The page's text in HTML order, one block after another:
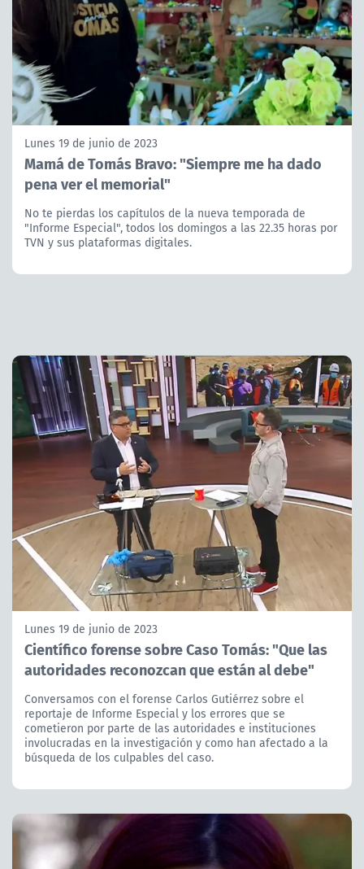
Lunes 19 de junio de 2023
Mamá de Tomás Bravo: "Siempre me ha dado
pena ver el memorial"
No te pierdas los capítulos de la nueva temporada de
"Informe Especial", todos los domingos a las 22.35 horas por
TVN y sus plataformas digitales.
Lunes 19 de junio de 2023
Científico forense sobre Caso Tomás: "Que las
autoridades reconozcan que están al debe"
Conversamos con el forense Carlos Gutiérrez sobre el
reportaje de Informe Especial y los errores que se
cometieron por parte de las autoridades e instituciones
involucradas en la investigación y como han afectado a la
búsqueda de los culpables del caso.